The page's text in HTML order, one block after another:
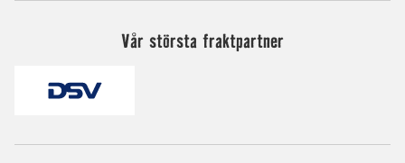
Vår största fraktpartner